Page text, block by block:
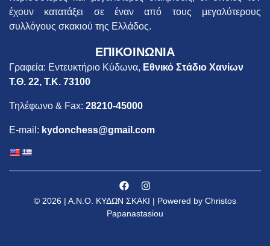
έχουν κατατάξει σε έναν από τους μεγαλύτερους
συλλόγους σκακιού της Ελλάδος.
ΕΠΙΚΟΙΝΩΝΙΑ
Γραφεία: Εντευκτήριο Κύδωνα, Εθνικό Στάδιο Χανίων
Τ.Θ. 22, Τ.Κ. 73100
Τηλέφωνο & Fax: 28210-45000
E-mail: kydonchess@gmail.com
© 2026 | Α.Ν.Ο. ΚΥΔΩΝ ΣΚΑΚΙ | Powered by Christos
Papanastasiou